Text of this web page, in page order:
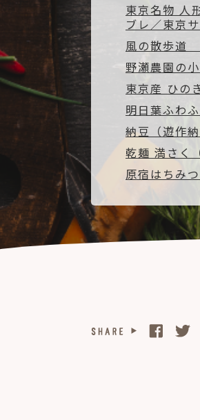
東京名物 人
ブレ／東京
風の散歩道
野瀬農園の
東京産 ひの
明日葉ふわ
納豆（遊作
乾麺 満さく
原宿はちみ